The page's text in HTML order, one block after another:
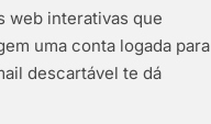
web interativas que
uma conta logada para
descartável te dá